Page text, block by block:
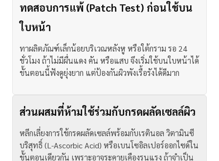
ทดสอบการแพ้ (Patch Test) ก่อนใช้บน
ใบหน้า
ทาผลิตภัณฑ์เล็กน้อยบริเวณหลังหู หรือใต้กราม รอ 24
ชั่วโมง ถ้าไม่มีผื่นแดง คัน หรือแสบ จึงเริ่มใช้บนใบหน้าได้
ขั้นตอนนี้ฟังดูยุ่งยาก แต่ป้องกันผิวพังเรื้อรังได้ดีมาก
ส่วนผสมที่ห้ามใช้ร่วมกับกรดผลัดเซลล์ผิว
หลีกเลี่ยงการใช้กรดผลัดเซลล์พร้อมกับเรตินอล วิตามินซี
บริสุทธิ์ (L-Ascorbic Acid) หรือเบนโซอิลเปอร์ออกไซด์ใน
ขั้นตอนเดียวกัน เพราะอาจระคายเคืองรุนแรง ถ้าจำเป็น